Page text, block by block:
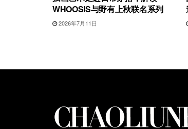
WHOOSIS与野有上秋联名系列
2026年7月11日